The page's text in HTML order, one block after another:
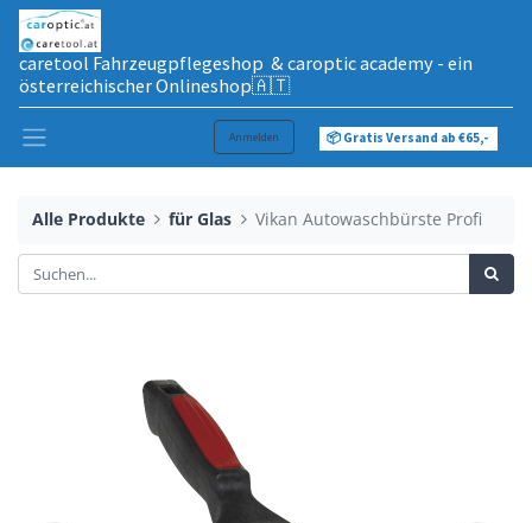
caretool Fahrzeugpflegeshop & caroptic academy - ein
österreichischer Onlineshop🇦🇹
Anmelden 📦 Gratis Versand ab €65,-
Alle Produkte für Glas Vikan Autowaschbürste Profi